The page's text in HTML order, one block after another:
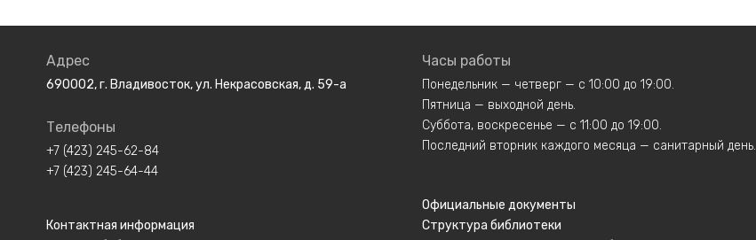
Адрес
690002, г. Владивосток, ул. Некрасовская, д. 59-а
Телефоны
+7 (423) 245-62-84
+7 (423) 245-64-44
Контактная информация
Часы работы
Понедельник — четверг — с 10:00 до 19:00.
Пятница — выходной день.
Суббота, воскресенье — с 11:00 до 19:00.
Последний вторник каждого месяца — санитарный день.
Официальные документы
Структура библиотеки